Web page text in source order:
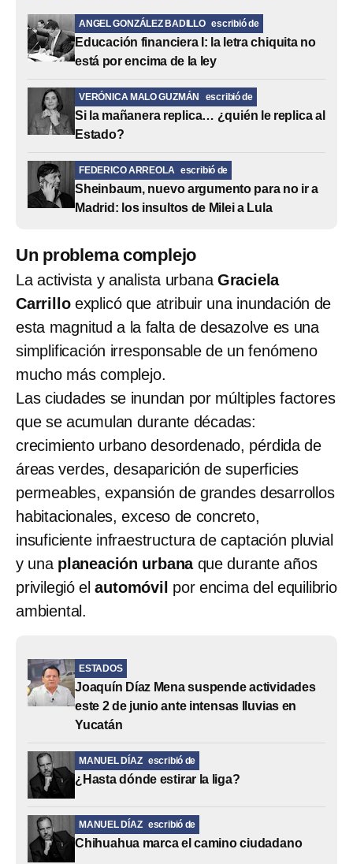
ANGEL GONZÁLEZ BADILLO escribió de
Educación financiera I: la letra chiquita no
está por encima de la ley
VERÓNICA MALO GUZMÁN escribió de
Si la mañanera replica… ¿quién le replica al
Estado?
FEDERICO ARREOLA escribió de
Sheinbaum, nuevo argumento para no ir a
Madrid: los insultos de Milei a Lula
Un problema complejo
La activista y analista urbanaGraciela
Carrilloexplicó que atribuir una inundación de
esta magnitud a la falta de desazolve es una
simplificación irresponsable de un fenómeno
mucho más complejo.
Las ciudades se inundan por múltiples factores
que se acumulan durante décadas:
crecimiento urbano desordenado, pérdida de
áreas verdes, desaparición de superficies
permeables, expansión de grandes desarrollos
habitacionales, exceso de concreto,
insuficiente infraestructura de captación pluvial
y una planeación urbana que durante años
privilegió elautomóvil por encima del equilibrio
ambiental.
ESTADOS
Joaquín Díaz Mena suspende actividades
este 2 de junio ante intensas lluvias en
Yucatán
MANUEL DÍAZ escribió de
¿Hasta dónde estirar la liga?
MANUEL DÍAZ escribió de
Chihuahua marca el camino ciudadano